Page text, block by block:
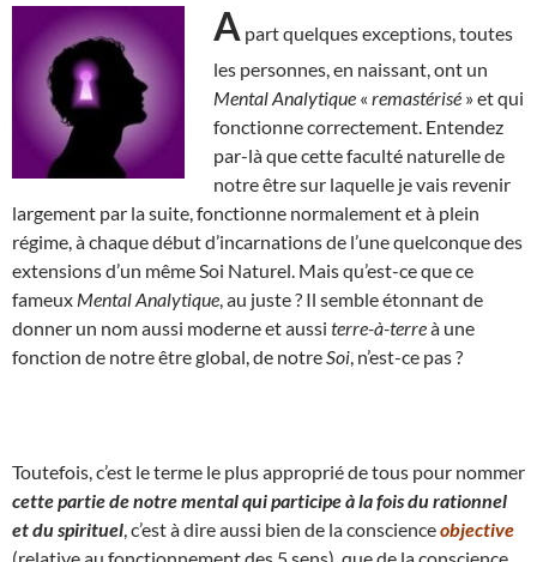
A part quelques exceptions, toutes
les personnes, en naissant, ont un
Mental Analytique « remastérisé » et qui
fonctionne correctement. Entendez
par-là que cette faculté naturelle de
notre être sur laquelle je vais revenir
largement par la suite, fonctionne normalement et à plein
régime, à chaque début d’incarnations de l’une quelconque des
extensions d’un même Soi Naturel. Mais qu’est-ce que ce
fameux Mental Analytique , au juste ? Il semble étonnant de
donner un nom aussi moderne et aussi terre-à-terreà une
fonction de notre être global, de notre Soi , n’est-ce pas ?
Toutefois, c’est le terme le plus approprié de tous pour nommer
cette partie de notre mental qui participe à la fois du rationnel
et du spirituel , c’est à dire aussi bien de la conscienceobjective
(relative au fonctionnement des 5 sens) que de la conscience